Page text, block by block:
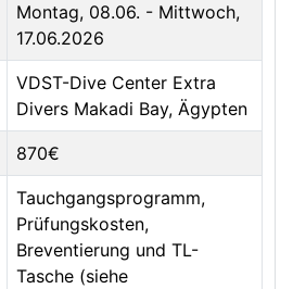
Montag, 08.06. - Mittwoch,
17.06.2026
VDST-Dive Center Extra
Divers Makadi Bay, Ägypten
870€
Tauchgangsprogramm,
Prüfungskosten,
Breventierung und TL-
Tasche (siehe